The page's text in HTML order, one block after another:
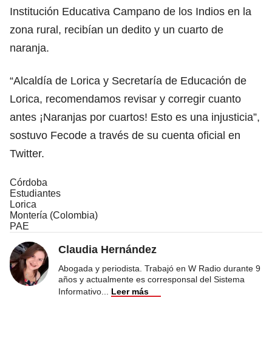
Institución Educativa Campano de los Indios en la
zona rural, recibían un dedito y un cuarto de
naranja.
“Alcaldía de Lorica y Secretaría de Educación de
Lorica, recomendamos revisar y corregir cuanto
antes ¡Naranjas por cuartos! Esto es una injusticia”,
sostuvo Fecode a través de su cuenta oficial en
Twitter.
Córdoba
Estudiantes
Lorica
Montería (Colombia)
PAE
Claudia Hernández
Abogada y periodista. Trabajó en W Radio durante 9
años y actualmente es corresponsal del Sistema
Informativo
Leer más